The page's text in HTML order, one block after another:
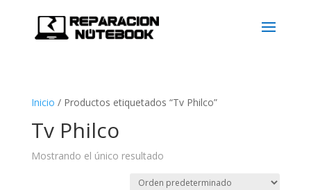
Inicio / Productos etiquetados “Tv Philco”
Tv Philco
Mostrando el único resultado